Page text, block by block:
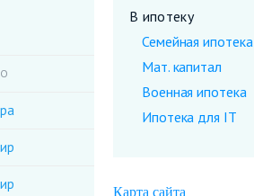
В ипотеку
Семейная ипотека
Мат. капитал
Военная ипотека
Ипотека для IT
Карта сайта